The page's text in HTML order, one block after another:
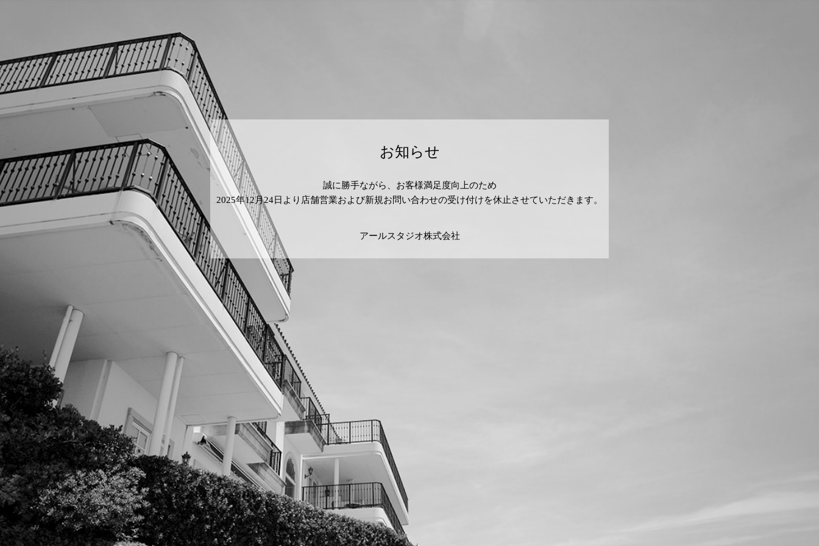
お知らせ
誠に勝手ながら、お客様満足度向上のため
2025年12月24日より店舗営業および新規お問い合わせの受け付けを休止させていただきます。
アールスタジオ株式会社